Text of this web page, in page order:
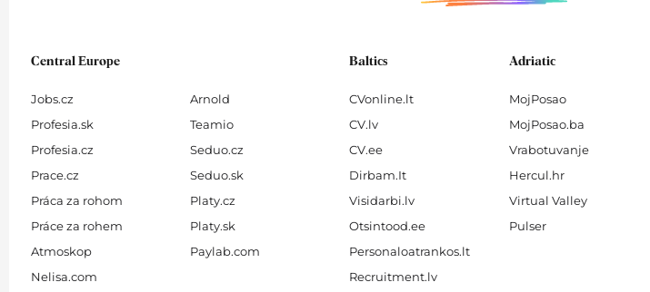
Central Europe
Jobs.cz
Profesia.sk
Profesia.cz
Prace.cz
Práca za rohom
Práce za rohem
Atmoskop
Nelisa.com
Arnold
Teamio
Seduo.cz
Seduo.sk
Platy.cz
Platy.sk
Paylab.com
Baltics
CVonline.lt
CV.lv
CV.ee
Dirbam.It
Visidarbi.lv
Otsintood.ee
Personaloatrankos.lt
Recruitment.lv
Adriatic
MojPosao
MojPosao.ba
Vrabotuvanje
Hercul.hr
Virtual Valley
Pulser